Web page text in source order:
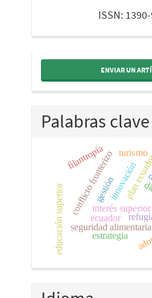
ISSN:
ENVIAR UN
Palabras clave
interés
seguridad alimentaria
conflicto fronterizoplan
innovación
gestión
estrategia
educación superior
filantropía turismo
ecuador